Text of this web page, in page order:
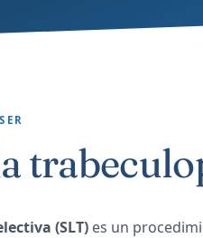
(SLT) es un